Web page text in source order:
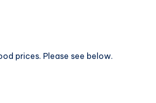
prices. Please see below.